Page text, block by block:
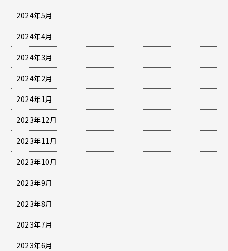
2024年5月
2024年4月
2024年3月
2024年2月
2024年1月
2023年12月
2023年11月
2023年10月
2023年9月
2023年8月
2023年7月
2023年6月